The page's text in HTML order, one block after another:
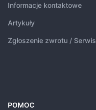
Informacje kontaktowe
Artykuły
Zgłoszenie zwrotu / Serwis
POMOC